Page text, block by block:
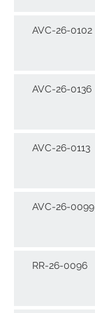
AVC-26-0102
AVC-26-0136
AVC-26-0113
AVC-26-0099
RR-26-0096